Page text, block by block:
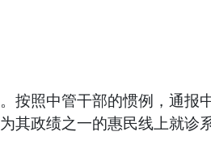
按照中管干部的惯例，通
其政绩之一的惠民线上就